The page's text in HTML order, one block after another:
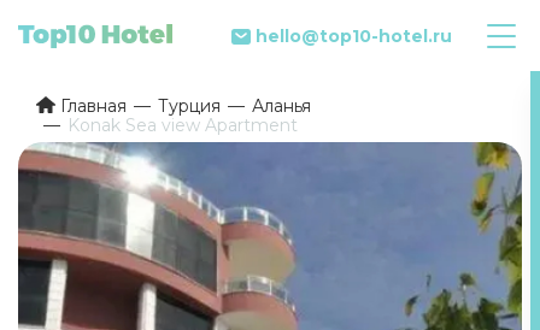
hello@top10-hotel.ru
Главная Турция
Аланья
Konak Sea view Apartment